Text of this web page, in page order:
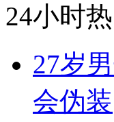
24小时
27岁
会伪装